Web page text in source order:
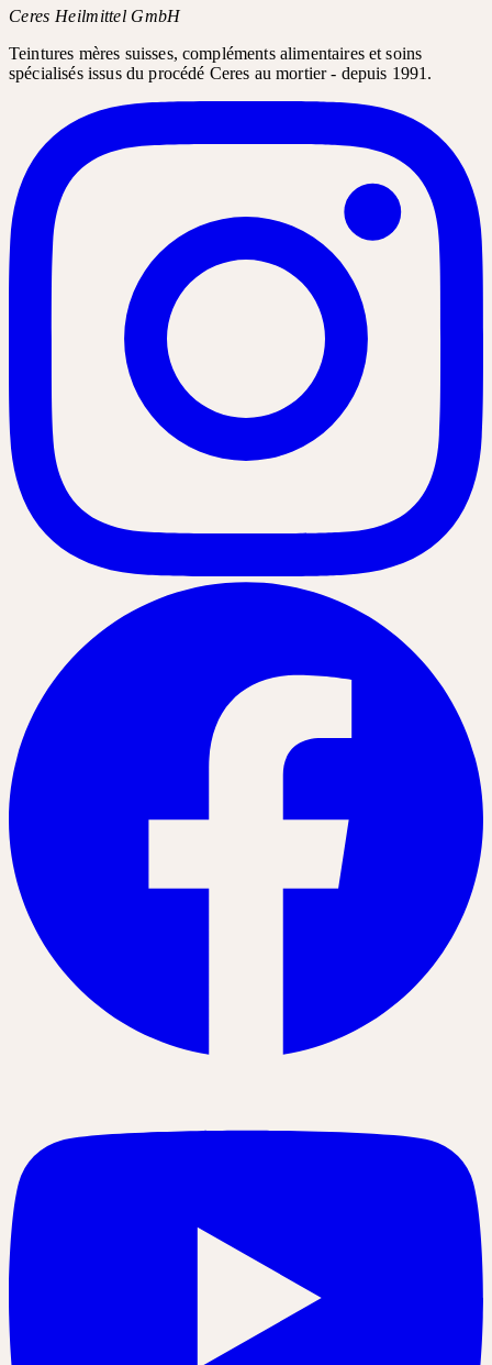
Ceres Heilmittel GmbH
Teintures mères suisses, compléments alimentaires et soins
spécialisés issus du procédé Ceres au mortier - depuis 1991.